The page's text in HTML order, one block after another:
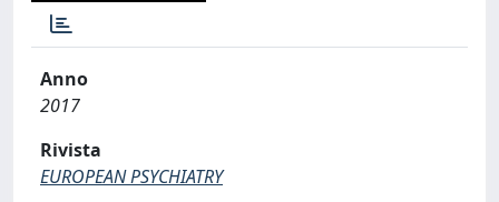
Anno
2017
Rivista
EUROPEAN PSYCHIATRY